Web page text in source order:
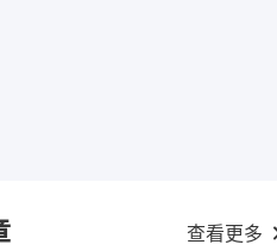
查看更多